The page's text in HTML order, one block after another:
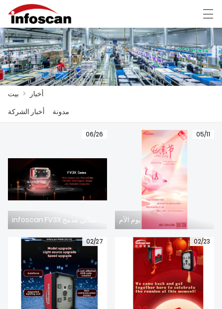
بيت
منتجات
عرض المصنع
اتصل بنا
تحميل
العربية 中文 Deutsch Ελληνική γλώσσα
بيت >
أخبار
أخبار الشركة
مدونة
06/26 05/11
يوم الأم
02/27 02/23